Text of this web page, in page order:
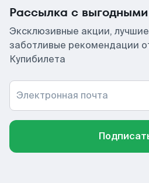
Рассылка с
Эксклюзивные акции,
заботливые рекомендации
Купибилета
Электронная почта